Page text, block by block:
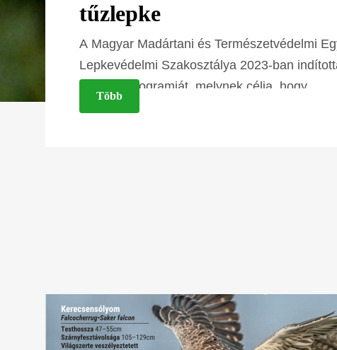
tűzlepke
A Magyar Madártani és Természetvédelmi
Lepkevédelmi Szakosztálya 2023-ban
lepkéje" programját, melynek célja, hogy
Több